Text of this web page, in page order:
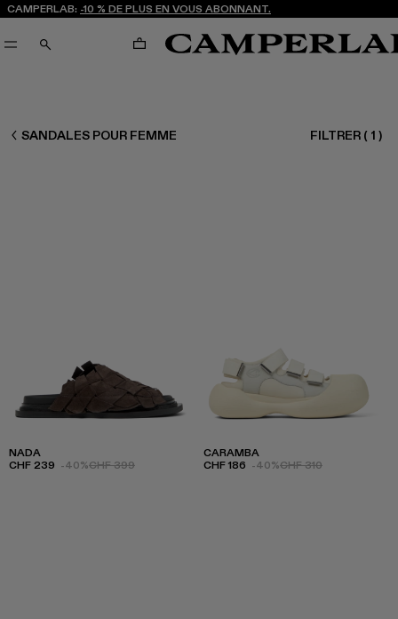
CAMPERLAB: -10 % DE PLUS EN VOUS ABONNANT.
RECHERCHE PANIER
FEMME CHAUSSURES
SANDALES POUR FEMME FILTRER ( 1 )
NADA
CHF 239 -40%CHF 399
CARAMBA
CHF 186 -40%CHF 310